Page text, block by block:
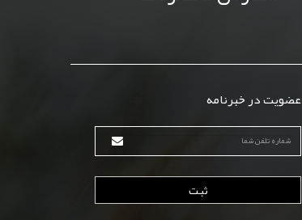
عضویت در خبرنامه
ثبت